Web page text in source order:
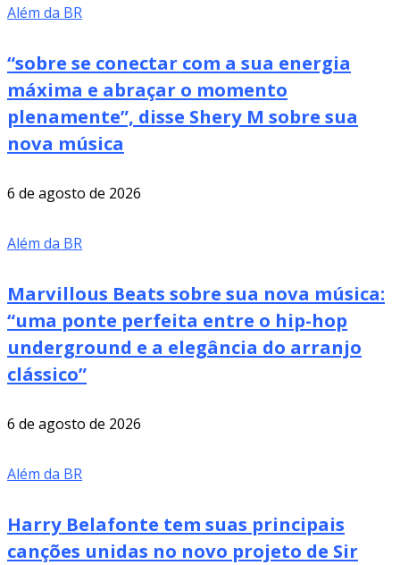
Além da BR
“sobre se conectar com a sua energia
máxima e abraçar o momento
plenamente”, disse Shery M sobre sua
nova música
6 de agosto de 2026
Além da BR
Marvillous Beats sobre sua nova música:
“uma ponte perfeita entre o hip-hop
underground e a elegância do arranjo
clássico”
6 de agosto de 2026
Além da BR
Harry Belafonte tem suas principais
canções unidas no novo projeto de Sir